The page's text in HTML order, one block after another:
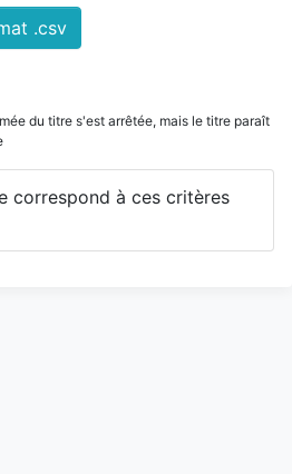
.csv
du titre s'est arrêtée, mais le titre paraît
correspond à ces critères